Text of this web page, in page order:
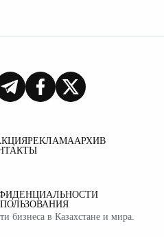
РЕКЛАМААРХИВ
бизнеса в Казахстане и мира.